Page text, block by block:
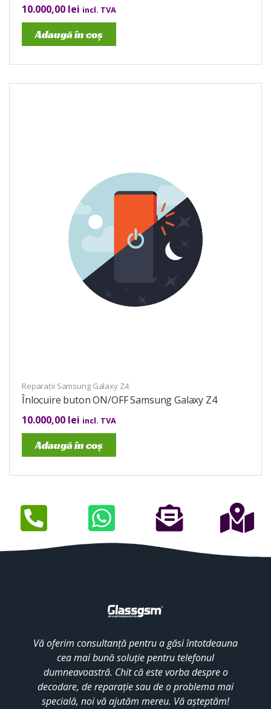
10.000,00 lei incl. TVA
Adaugă în coș
Reparații Samsung Galaxy Z4
Înlocuire buton ON/OFF Samsung Galaxy Z4
10.000,00 lei incl. TVA
Adaugă în coș
Vă oferim consultanță pentru a găsi întotdeauna
cea mai bună soluție pentru telefonul
dumneavoastră. Chit că este vorba despre o
decodare, de reparație sau de o problema mai
specială, noi vă ajutăm mereu. Vă așteptăm!